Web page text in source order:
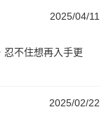
2025/04/11
忍不住想再入手更
2025/02/22